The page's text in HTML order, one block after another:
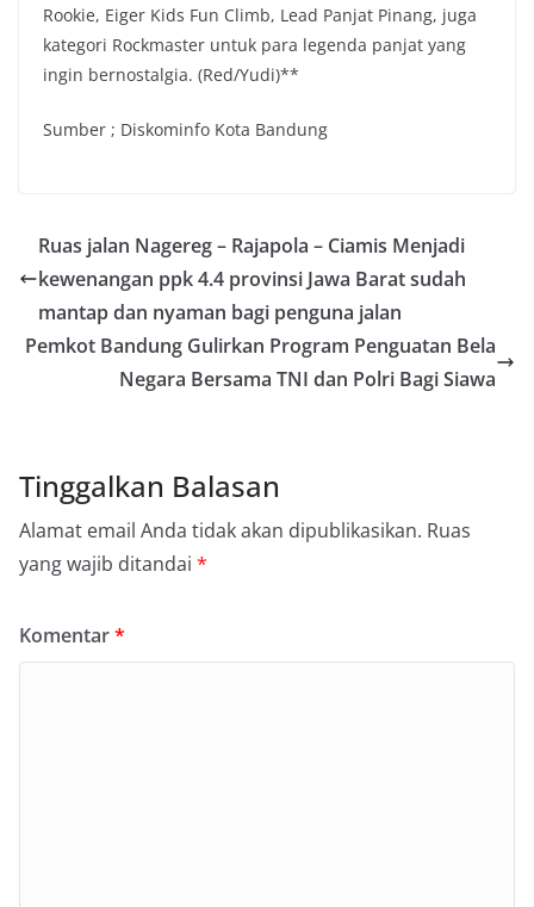
Rookie, Eiger Kids Fun Climb, Lead Panjat Pinang, juga
kategori Rockmaster untuk para legenda panjat yang
ingin bernostalgia. (Red/Yudi)**
Sumber ; Diskominfo Kota Bandung
Ruas jalan Nagereg – Rajapola – Ciamis Menjadi
kewenangan ppk 4.4 provinsi Jawa Barat sudah
mantap dan nyaman bagi penguna jalan
Pemkot Bandung Gulirkan Program Penguatan Bela
Negara Bersama TNI dan Polri Bagi Siawa
Tinggalkan Balasan
Alamat email Anda tidak akan dipublikasikan. Ruas
yang wajib ditandai *
Komentar*